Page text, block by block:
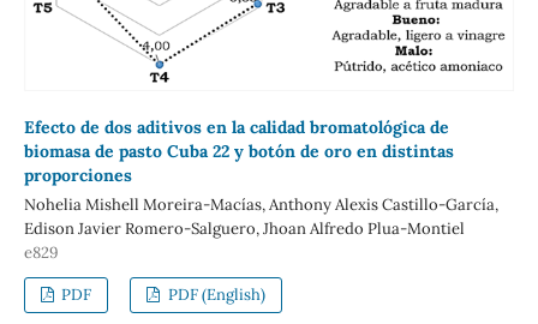
Efecto de dos aditivos en la calidad bromatológica de
biomasa de pasto Cuba 22 y botón de oro en distintas
proporciones
Nohelia Mishell Moreira-Macías, Anthony Alexis Castillo-García,
Edison Javier Romero-Salguero, Jhoan Alfredo Plua-Montiel
e829
PDF PDF (English)